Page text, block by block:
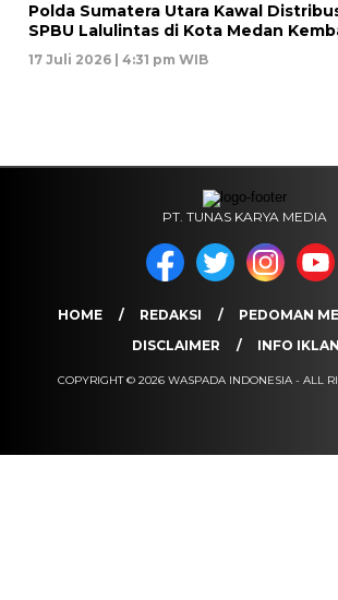
Polda Sumatera Utara Kawal
SPBU Lalulintas di Kota Medan
17 Juli 2026 | 4:31 pm WIB
PT. TUNAS KARYA MEDIA
HOME REDAKSI
PEDOMAN
DISCLAIMER
INFO IKLAN
COPYRIGHT © 2026 WASPADA INDONESIA - ALL